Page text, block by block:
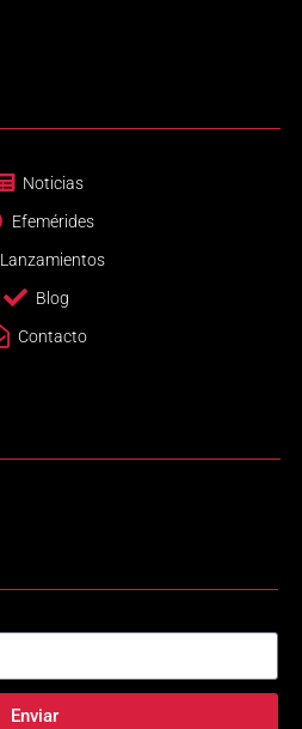
Noticias
Efemérides
Lanzamientos
Blog
Contacto
Enviar